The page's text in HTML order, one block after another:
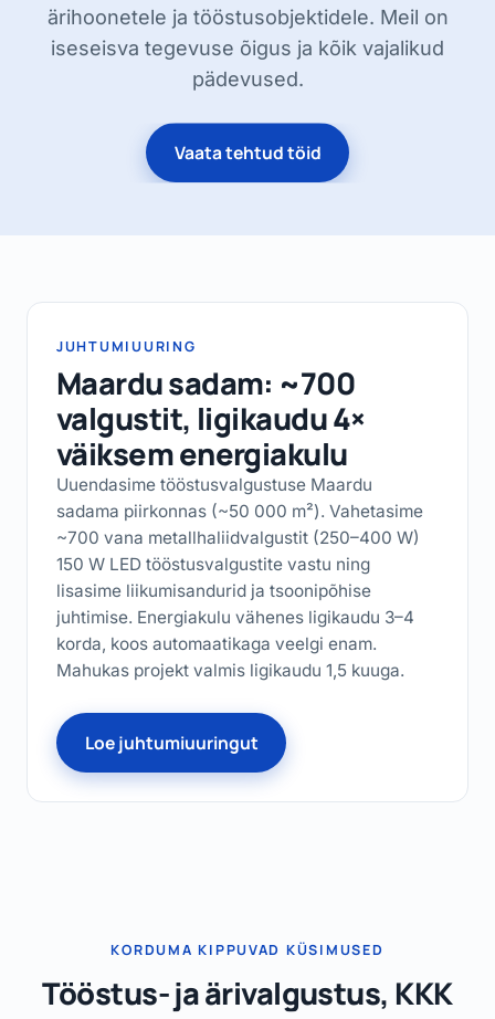
ärihoonetele ja tööstusobjektidele. Meil on
iseseisva tegevuse õigus ja kõik vajalikud
pädevused.
Vaata tehtud töid
JUHTUMIUURING
Maardu sadam: ~700
valgustit, ligikaudu 4×
väiksem energiakulu
Uuendasime tööstusvalgustuse Maardu
sadama piirkonnas (~50 000 m²). Vahetasime
~700 vana metallhaliidvalgustit (250–400 W)
150 W LED tööstusvalgustite vastu ning
lisasime liikumisandurid ja tsoonipõhise
juhtimise. Energiakulu vähenes ligikaudu 3–4
korda, koos automaatikaga veelgi enam.
Mahukas projekt valmis ligikaudu 1,5 kuuga.
Loe juhtumiuuringut
KORDUMA KIPPUVAD KÜSIMUSED
Tööstus- ja ärivalgustus, KKK